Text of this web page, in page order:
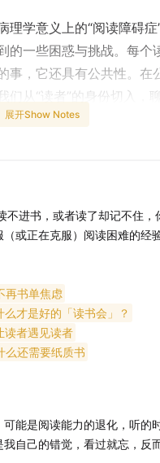
理学意义上的“阅读障碍
的一些困惑与挑战。每个
事，它还具有公共性。在
从“读者”的身份切入，
书？怎样选取书目？如何
长
国民教育
展开Show Notes
不进书，或者读了却记不住，
或正在克服）阅读困难的经
再书单焦虑
么才是好的「读书会」？
读者遇见读者
么还需要纸质书
能是阅读能力的退化，听的
自己的错觉，看过就忘，反